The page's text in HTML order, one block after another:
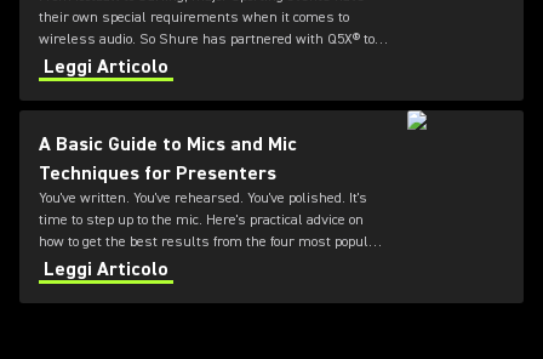
their own special requirements when it comes to
wireless audio. So Shure has partnered with Q5X® to
offer durable and flexible bodypack transmitters for
Axient® Digital systems.
Leggi Articolo
A Basic Guide to Mics and Mic
Techniques for Presenters
You've written. You've rehearsed. You've polished. It's
time to step up to the mic. Here's practical advice on
how to get the best results from the four most popular
types of presentation microphones
Leggi Articolo